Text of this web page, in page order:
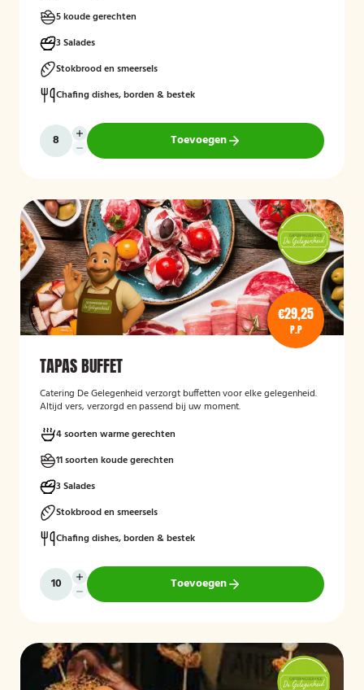
5 koude gerechten
3 Salades
Stokbrood en smeersels
Chafing dishes, borden & bestek
Toevoegen
€29,25
P.P
TAPAS BUFFET
Catering De Gelegenheid verzorgt buffetten voor elke gelegenheid.
Altijd vers, verzorgd en passend bij uw moment.
4 soorten warme gerechten
11 soorten koude gerechten
3 Salades
Stokbrood en smeersels
Chafing dishes, borden & bestek
Toevoegen